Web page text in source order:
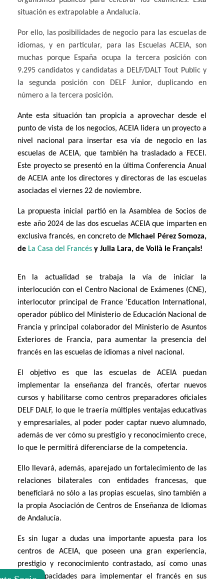
situación es extrapolable a Andalucía.
Por ello, las posibilidades de negocio para las escuelas de
idiomas, y en particular, para las Escuelas ACEIA, son
muchas porque España ocupa la tercera posición con
9.295 candidatos y candidatas a DELF/DALT Tout Public y
la segunda posición con DELF Junior, duplicando en
número a la tercera posición.
Ante esta situación tan propicia a aprovechar desde el
punto de vista de los negocios, ACEIA lidera un proyecto a
nivel nacional para insertar esa vía de negocio en las
escuelas de ACEIA, que también ha trasladado a FECEI.
Este proyecto se presentó en la última Conferencia Anual
de ACEIA ante los directores y directoras de las escuelas
asociadas el viernes 22 de noviembre.
La propuesta inicial partió en la Asamblea de Socios de
este año 2024 de las dos escuelas ACEIA que imparten en
exclusiva francés, en concreto de Michael Pérez Somoza,
de La Casa del Francés y Julia Lara, de Voilà le Français!
En la actualidad se trabaja la vía de iniciar la
interlocución con el Centro Nacional de Exámenes (CNE),
interlocutor principal de France ‘Education International,
operador público del Ministerio de Educación Nacional de
Francia y principal colaborador del Ministerio de Asuntos
Exteriores de Francia, para aumentar la presencia del
francés en las escuelas de idiomas a nivel nacional.
El objetivo es que las escuelas de ACEIA puedan
implementar la enseñanza del francés, ofertar nuevos
cursos y habilitarse como centros preparadores oficiales
DELF DALF, lo que le traería múltiples ventajas educativas
y empresariales, al poder poder captar nuevo alumnado,
además de ver cómo su prestigio y reconocimiento crece,
lo que le permitirá diferenciarse de la competencia.
Ello llevará, además, aparejado un fortalecimiento de las
relaciones bilaterales con entidades francesas, que
beneficiará no sólo a las propias escuelas, sino también a
la propia Asociación de Centros de Enseñanza de Idiomas
de Andalucía.
Es sin lugar a dudas una importante apuesta para los
centros de ACEIA, que poseen una gran experiencia,
prestigio y reconocimiento contrastado, así como unas
altas capacidades para implementar el francés en sus